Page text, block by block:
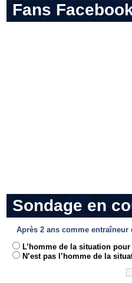
Fans
Sondage en
Après 2 ans comme entraîneur
L’homme de la situation
N’est pas l’homme de la